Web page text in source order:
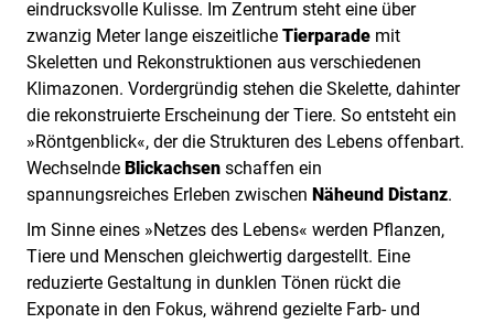
eindrucksvolle Kulisse. Im Zentrum steht eine über
zwanzig Meter lange eiszeitliche Tierparade mit
Skeletten und Rekonstruktionen aus verschiedenen
Klimazonen. Vordergründig stehen die Skelette, dahinter
die rekonstruierte Erscheinung der Tiere. So entsteht ein
»Röntgenblick«, der die Strukturen des Lebens offenbart.
Wechselnde Blickachsen schaffen ein
spannungsreiches Erleben zwischen Näheund Distanz.
Im Sinne eines »Netzes des Lebens« werden Pflanzen,
Tiere und Menschen gleichwertig dargestellt. Eine
reduzierte Gestaltung in dunklen Tönen rückt die
Exponate in den Fokus, während gezielte Farb- und